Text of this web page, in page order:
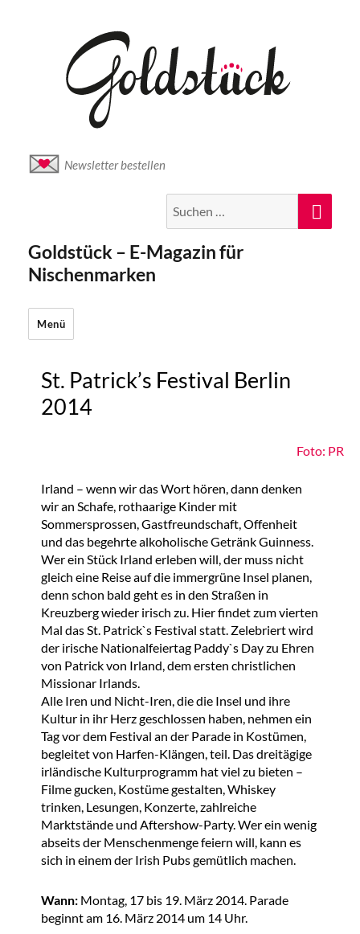
Newsletter bestellen
nach:
Goldstück – E-Magazin für
Nischenmarken
Menü
St. Patrick’s Festival Berlin
2014
Foto: PR
Irland – wenn wir das Wort hören, dann denken
wir an Schafe, rothaarige Kinder mit
Sommersprossen, Gastfreundschaft, Offenheit
und das begehrte alkoholische Getränk Guinness.
Wer ein Stück Irland erleben will, der muss nicht
gleich eine Reise auf die immergrüne Insel planen,
denn schon bald geht es in den Straßen in
Kreuzberg wieder irisch zu. Hier findet zum vierten
Mal das St. Patrick`s Festival statt. Zelebriert wird
der irische Nationalfeiertag Paddy`s Day zu Ehren
von Patrick von Irland, dem ersten christlichen
Missionar Irlands.
Alle Iren und Nicht-Iren, die die Insel und ihre
Kultur in ihr Herz geschlossen haben, nehmen ein
Tag vor dem Festival an der Parade in Kostümen,
begleitet von Harfen-Klängen, teil. Das dreitägige
irländische Kulturprogramm hat viel zu bieten –
Filme gucken, Kostüme gestalten, Whiskey
trinken, Lesungen, Konzerte, zahlreiche
Marktstände und Aftershow-Party. Wer ein wenig
abseits der Menschenmenge feiern will, kann es
sich in einem der Irish Pubs gemütlich machen.
Wann: Montag, 17 bis 19. März 2014. Parade
beginnt am 16. März 2014 um 14 Uhr.